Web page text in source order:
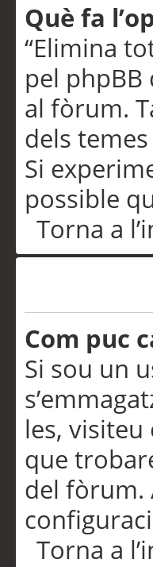
Què fa
“Elimina
pel
al fòrum.
dels
Si
possible
Torna a
Com puc
Si sou un
les, visiteu
que
del fòrum.
Torna a